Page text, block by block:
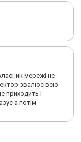
мережі не
звалює всю
приходить і
а потім